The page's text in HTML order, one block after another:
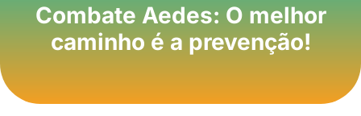
Combate Aedes: O melhor
caminho é a prevenção!